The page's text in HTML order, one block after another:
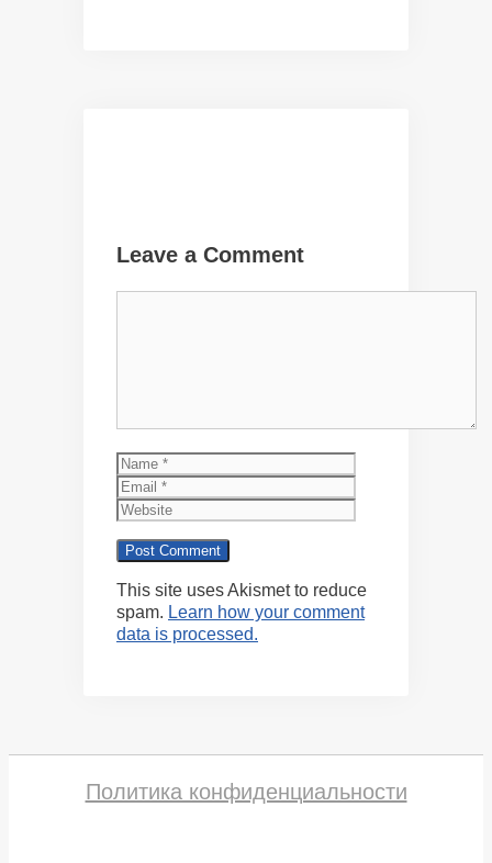
Leave a Comment
Name
This site uses Akismet to reduce
spam. Learn how your comment
data is processed.
Политика конфиденциальности